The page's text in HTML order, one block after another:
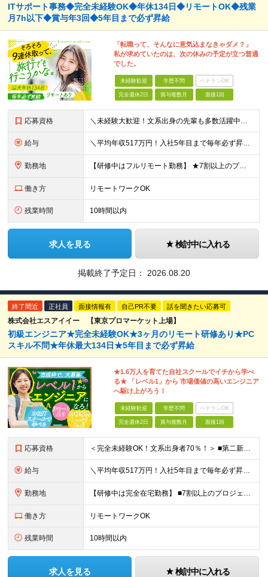
ITサポート事務◆完全未経験OK◆年休134日◆リモートOK◆残業
月7h以下◆賞与年3回◆5年目まで必ず昇給
「転職って、そんなに意気込まなきゃダメ？」
私が求めていたのは、次の休みの予定が立つ普通
でした。
未経験歓迎 学歴不問 ベテランOK
完全週休2日 賞与複数月 面接1回
応募資格 ＼未経験大歓迎！文系出身の先輩も多数活躍中／ ◆PCスキルに自信のない方も歓迎 ◆完全未経験OK ◆社会人デビューもOK ◆学歴不問 ＊*こんなアナタにオススメです*＊ ◇事務職に興味があるが、給与
給与 ＼平均年収517万円！入社5年目まで毎年必ず昇給／ ■賞与年3回 ■年収800万円以上も可 ■入社3年以上の平均年収469.2万円 月給23万2000円以上＋賞与年3回＋各種手当 ☆入社5年目まで最
勤務地 【研修中はフルリモート勤務】 ★7割以上のプロジェクトでリモートワークを導入 ★一都三県のプロジェクト先 ★転居を伴う転勤なし ＜プロジェクト先＞ 東京・神奈川・千葉・埼玉でのプロジェクト先にて勤務
働き方 リモートワークOK
残業時間 10時間以内
求人を見る 検討中に入れる
掲載終了予定日： 2026.08.20
終了間近 正社員 面接情報有 自己PR不要 話を聞きたい応募可
株式会社エスアイイー 【東京プロマーケット上場】
初級エンジニア★完全未経験OK★3ヶ月のリモート研修あり★PC
スキル不問★年休最大134日★5年目まで必ず昇給
★1.6万人を育てた自社スクールでイチから学べ
る★ 「レベル1」から 市場価値の高いエンジニア
へ駆け上がろう！
未経験歓迎 学歴不問 ベテランOK
完全週休2日 賞与複数月 面接1回
応募資格 ＜完全未経験OK！文系出身者70％！＞ ■第二新卒歓迎 ■学歴・経歴不問・社会人未経験もOK ■20代を中心に活躍中◎ ★☆先輩たちの前職☆★ 元アパレルスタッフや塾講師、介護士、事務、営業など社員
給与 ＼平均年収517万円！入社5年目まで毎年必ず昇給／ ■賞与年3回 ■年収800万円以上も可 ■入社3年以上の平均年収469.2万円 月給23万2000円以上＋賞与年3回＋各種手当 ☆入社5年目まで最
勤務地 【研修中は完全在宅勤務】 ■7割以上のプロジェクトでリモートワークを導入 ■一都三県のプロジェクト先 ■転居を伴う転勤なし ＜プロジェクト先＞ 東京・神奈川・千葉・埼玉でのプロジェクト先にて勤務いた
働き方 リモートワークOK
残業時間 10時間以内
求人を見る 検討中に入れる